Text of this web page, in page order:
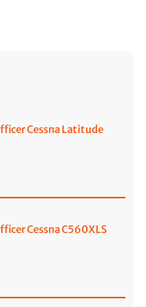
Cessna Latitude
Cessna C560XLS